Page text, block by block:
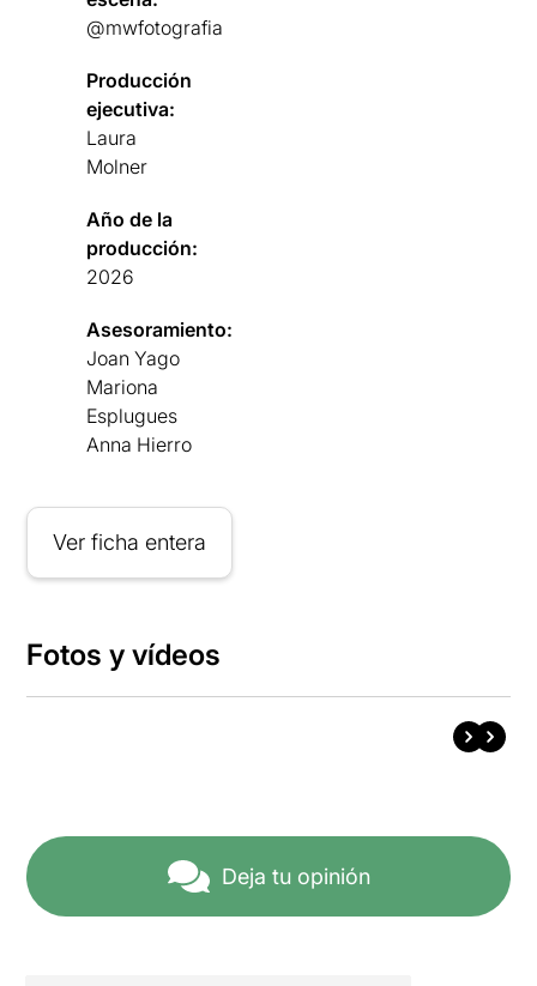
@mwfotografia
Producción
ejecutiva:
Laura
Molner
Año de la
producción:
2026
Asesoramiento:
Joan Yago
Mariona
Esplugues
Anna Hierro
Ver ficha entera
Fotos y vídeos
Deja tu opinión